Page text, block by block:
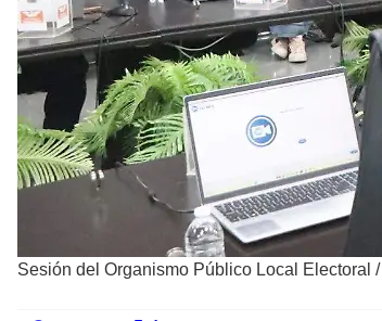
Sesión del Organismo Público Local Electoral /